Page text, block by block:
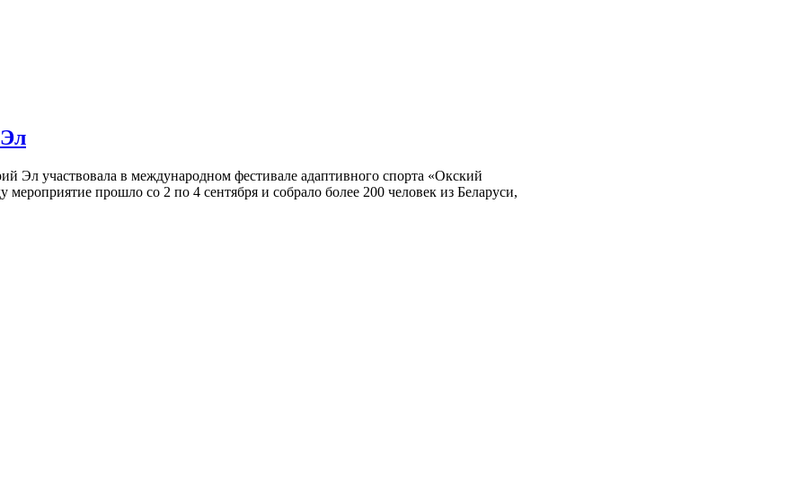
Эл участвовала в международном фестивале адаптивного спорта «Окский
прошло со 2 по 4 сентября и собрало более 200 человек из Беларуси,